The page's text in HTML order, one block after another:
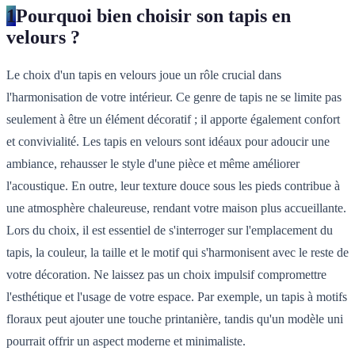
1Pourquoi bien choisir son tapis en
velours ?
Le choix d'un tapis en velours joue un rôle crucial dans
l'harmonisation de votre intérieur. Ce genre de tapis ne se limite pas
seulement à être un élément décoratif ; il apporte également confort
et convivialité. Les tapis en velours sont idéaux pour adoucir une
ambiance, rehausser le style d'une pièce et même améliorer
l'acoustique. En outre, leur texture douce sous les pieds contribue à
une atmosphère chaleureuse, rendant votre maison plus accueillante.
Lors du choix, il est essentiel de s'interroger sur l'emplacement du
tapis, la couleur, la taille et le motif qui s'harmonisent avec le reste de
votre décoration. Ne laissez pas un choix impulsif compromettre
l'esthétique et l'usage de votre espace. Par exemple, un tapis à motifs
floraux peut ajouter une touche printanière, tandis qu'un modèle uni
pourrait offrir un aspect moderne et minimaliste.